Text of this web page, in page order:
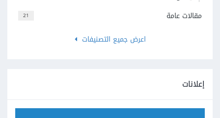
21
مقالات عامة
اعرض جميع التصنيفات
إعلانات